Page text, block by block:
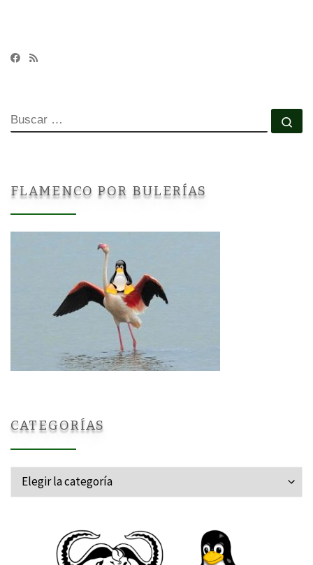
BUSCAR
FLAMENCO POR BULERÍAS
CATEGORÍAS
Categorías